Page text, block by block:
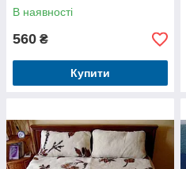
В наявності
560 ₴
Купити